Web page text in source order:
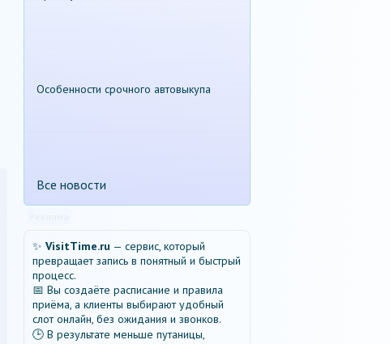
Особенности срочного автовыкупа
Все новости
✨ VisitTime.ru — сервис, который
превращает запись в понятный и быстрый
процесс.
📅 Вы создаёте расписание и правила
приёма, а клиенты выбирают удобный
слот онлайн, без ожидания и звонков.
🕒 В результате меньше путаницы,